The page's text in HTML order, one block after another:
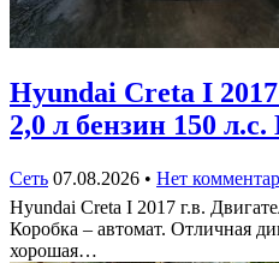
Hyundai Creta I
2,0 л бензин 150
Сеть 07.08.2026 • Нет
Hyundai Creta I 2017 г.в.
Коробка – автомат. Отличная
хорошая…